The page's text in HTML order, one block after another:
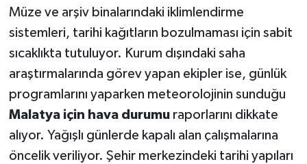
Müze ve arşiv binalarındaki iklimlendirme
sistemleri, tarihi kağıtların bozulmaması için sabit
sıcaklıkta tutuluyor. Kurum dışındaki saha
araştırmalarında görev yapan ekipler ise, günlük
programlarını yaparken meteorolojinin sunduğu
Malatya için hava durumuraporlarını dikkate
alıyor. Yağışlı günlerde kapalı alan çalışmalarına
öncelik veriliyor. Şehir merkezindeki tarihi yapıları